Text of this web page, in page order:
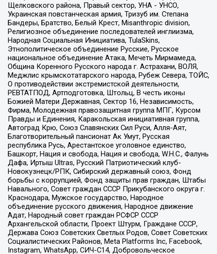
Щелковского района, Правый сектор, УНА - УНСО,
Украинская повстанческая армия, Тризуб им. Степана
Бандеры, Братство, Белый Крест, Misanthropic division,
Религиозное объединение последователей инглиизма,
Народная Социальная Инициатива, TulaSkins,
Этнополитическое объединение Русские, Русское
национальное объединение Атака, Мечеть Мирмамеда,
Община Коренного Русского народа г. Астрахани, ВОЛЯ,
Меджлис крымскотатарского народа, Рубеж Севера, ТОЙС,
О противодействии экстремистской деятельности,
РЕВТАТПОД, Артподготовка, Штольц, В честь иконы
Божией Матери Державная, Сектор 16, Независимость,
Фирма, Молодежная правозащитная группа МПГ, Курсом
Правды и Единения, Каракольская инициативная группа,
Автоград Крю, Союз Славянских Сил Руси, Алля-Аят,
Благотворительный пансионат Ак Умут, Русская
республика Русь, Арестантское уголовное единство,
Башкорт, Нация и свобода, Нация и свобода, W.H.С., Фалунь
Дафа, Иртыш Ultras, Русский Патриотический клуб-
Новокузнецк/РПК, Сибирский державный союз, Фонд
борьбы с коррупцией, Фонд защиты прав граждан, Штабы
Навального, Совет граждан СССР Прикубанского округа г.
Краснодара, Мужское государство, Народное
объединение русского движения, Народное движение
Адат, Народный совет граждан РСФСР СССР
Архангельской области, Проект Штурм, Граждане СССР,
Держава Союз Советских Светлых Родов, Совет Советских
Социалистических Районов, Meta Platforms Inc, Facebook,
Instagram, WhatsApp, СИЧ-С14, Добровольческое